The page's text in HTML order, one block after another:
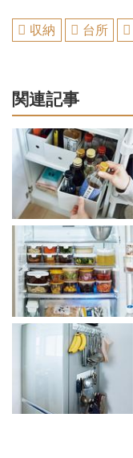
収納 台所
関連記事